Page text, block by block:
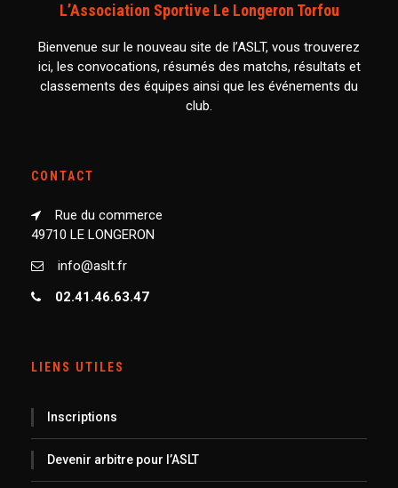
L’Association Sportive Le Longeron Torfou
Bienvenue sur le nouveau site de l’ASLT, vous trouverez
ici, les convocations, résumés des matchs, résultats et
classements des équipes ainsi que les événements du
club.
CONTACT
Rue du commerce
49710 LE LONGERON
info@aslt.fr
02.41.46.63.47
LIENS UTILES
Inscriptions
Devenir arbitre pour l’ASLT